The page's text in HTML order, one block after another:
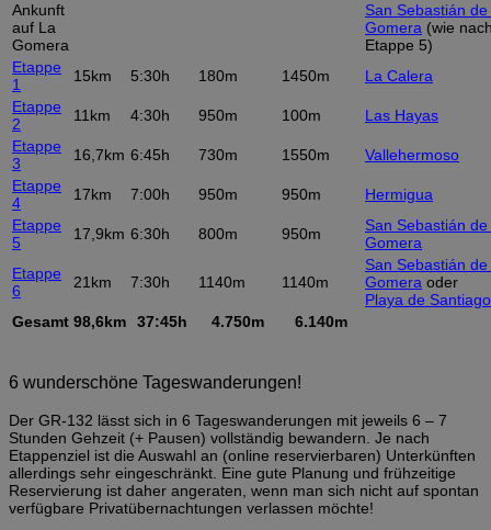
Ankunft
auf La
Gomera
San Sebastián de
Gomera (wie
Etappe 5)
Etappe
1
15km 5:30h 180m 1450m
La Calera
Etappe
2
11km 4:30h 950m 100m
Las Hayas
Etappe
3
16,7km 6:45h 730m 1550m
Vallehermoso
Etappe
4
17km 7:00h 950m 950m
Hermigua
Etappe
5
17,9km 6:30h 800m 950m
San Sebastián de
Gomera
Etappe
6
21km 7:30h 1140m 1140m
San Sebastián de
Gomera oder
Playa de Santiago
Gesamt 98,6km 37:45h 4.750m 6.140m
6 wunderschöne Tageswanderungen!
Der GR-132 lässt sich in 6 Tageswanderungen mit jeweils 6 – 7
Stunden Gehzeit (+ Pausen) vollständig bewandern. Je nach
Etappenziel ist die Auswahl an (online reservierbaren) Unterkünften
allerdings sehr eingeschränkt. Eine gute Planung und frühzeitige
Reservierung ist daher angeraten, wenn man sich nicht auf spontan
verfügbare Privatübernachtungen verlassen möchte!